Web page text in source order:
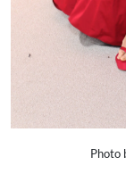
Photo